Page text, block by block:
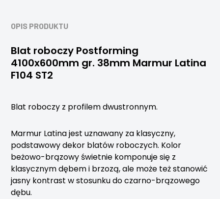
OPIS PRODUKTU
Blat roboczy Postforming
4100x600mm gr. 38mm Marmur Latina
F104 ST2
Blat roboczy z profilem dwustronnym.
Marmur Latina jest uznawany za klasyczny,
podstawowy dekor blatów roboczych. Kolor
beżowo-brązowy świetnie komponuje się z
klasycznym dębem i brzozą, ale może też stanowić
jasny kontrast w stosunku do czarno-brązowego
dębu.